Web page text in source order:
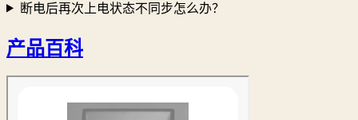
断电后再次上电状态不同步怎么办？
产品百科